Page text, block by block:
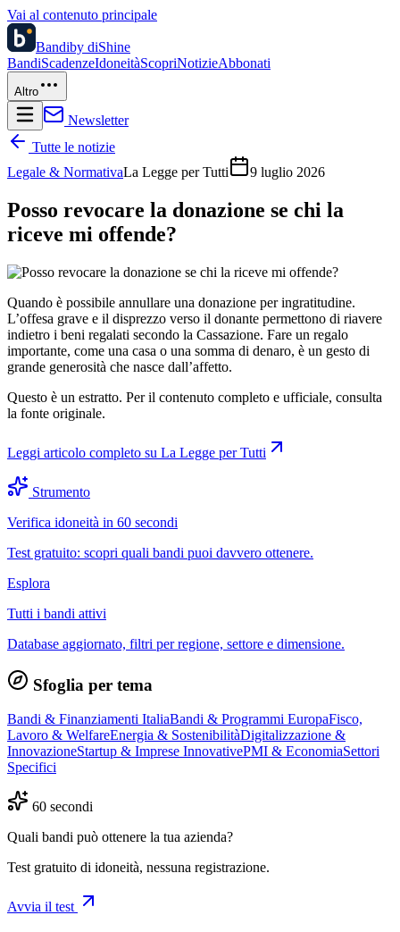
Vai al contenuto principale
Bandiby diShine
BandiScadenzeIdoneitàScopriNotizieAbbonati
Altro
Newsletter
Tutte le notizie
Legale & NormativaLa Legge per Tutti 9 luglio 2026
Posso revocare la donazione se chi la
riceve mi offende?
Quando è possibile annullare una donazione per ingratitudine.
L’offesa grave e il disprezzo verso il donante permettono di riavere
indietro i beni regalati secondo la Cassazione. Fare un regalo
importante, come una casa o una somma di denaro, è un gesto di
grande generosità che nasce dall’affetto.
Questo è un estratto. Per il contenuto completo e ufficiale, consulta
la fonte originale.
Leggi articolo completo su La Legge per Tutti
Strumento
Verifica idoneità in 60 secondi
Test gratuito: scopri quali bandi puoi davvero ottenere.
Esplora
Tutti i bandi attivi
Database aggiornato, filtri per regione, settore e dimensione.
Sfoglia per tema
Bandi & Finanziamenti ItaliaBandi & Programmi EuropaFisco,
Lavoro & WelfareEnergia & SostenibilitàDigitalizzazione &
InnovazioneStartup & Imprese InnovativePMI & EconomiaSettori
Specifici
60 secondi
Quali bandi può ottenere la tua azienda?
Test gratuito di idoneità, nessuna registrazione.
Avvia il test